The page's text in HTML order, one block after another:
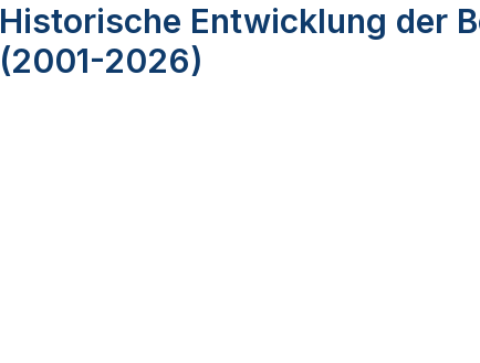
Historische Entwicklung der
(2001-2026)